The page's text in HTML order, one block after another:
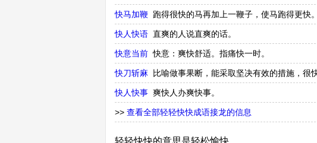
快马加鞭 跑得很快的马再加上一鞭子，使马跑得更快
快人快语 直爽的人说直爽的话。
快意当前 快意：爽快舒适。指痛快一时。
快刀斩麻 比喻做事果断，能采取坚决有效的措施，很
快人快事 爽快人办爽快事。
>> 查看全部轻轻快快成语接龙的信息
轻轻快快的意思是轻松愉快